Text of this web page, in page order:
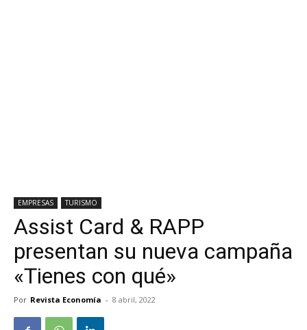
EMPRESAS TURISMO
Assist Card & RAPP
presentan su nueva campaña
«Tienes con qué»
Por Revista Economía - 8 abril, 2022